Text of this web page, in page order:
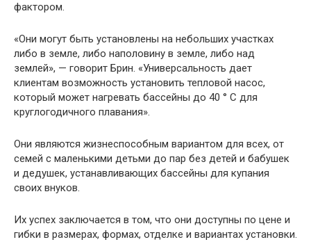
фактором.
«Они могут быть установлены на небольших участках
либо в земле, либо наполовину в земле, либо над
землей», — говорит Брин. «Универсальность дает
клиентам возможность установить тепловой насос,
который может нагревать бассейны до 40 ° C для
круглогодичного плавания».
Они являются жизнеспособным вариантом для всех, от
семей с маленькими детьми до пар без детей и бабушек
и дедушек, устанавливающих бассейны для купания
своих внуков.
Их успех заключается в том, что они доступны по цене и
гибки в размерах, формах, отделке и вариантах установки.